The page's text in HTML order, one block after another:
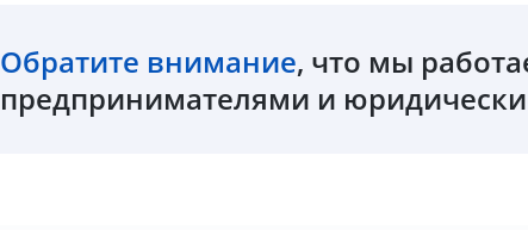
Обратите внимание, что мы
предпринимателями и